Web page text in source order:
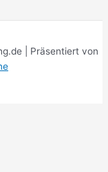
| Präsentiert von